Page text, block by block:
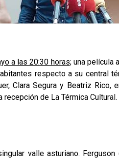
a las 20:30 horas; una película
respecto a su central
Clara Segura y Beatriz Rico,
recepción de La Térmica Cultural.
valle asturiano. Ferguson